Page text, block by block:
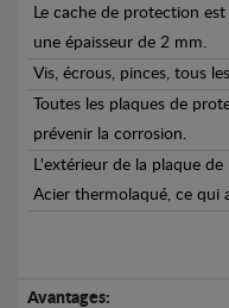
Le cache de protection
une épaisseur de 2 mm.
Vis, écrous, pinces, tous
Toutes les plaques de
prévenir la corrosion.
L'extérieur de la plaque
Acier thermolaqué, ce qui
Avantages: